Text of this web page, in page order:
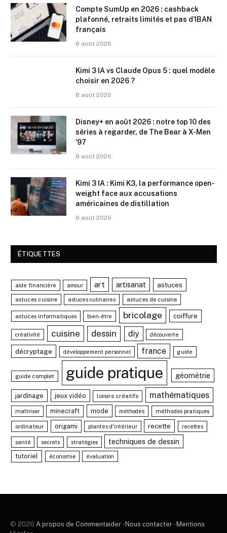
Compte SumUp en 2026 : cashback
plafonné, retraits limités et pas d’IBAN
français
8 août 2026
Kimi 3 IA vs Claude Opus 5 : quel modèle
choisir en 2026 ?
8 août 2026
Disney+ en août 2026 : notre top 10 des
séries à regarder, de The Bear à X-Men
’97
8 août 2026
Kimi 3 IA : Kimi K3, la performance open-
weight face aux accusations
américaines de distillation
8 août 2026
ÉTIQUETTES
aide financière amour art artisanat astuces
astuces cuisine astuces culinaires astuces de cuisine
astuces informatiques bien-être bricolage coiffure
créativité cuisine dessin diy découverte
décryptage développement personnel france guide
guide complet guide pratique géométrie
jardinage jeux vidéo loisirs créatifs mathématiques
maîtriser minecraft mode méthodes méthodes pratiques
ordinateur origami plantes d'intérieur recette recettes
santé secrets stratégies techniques de dessin
tutoriel économie évaluation
© 2026 A propos de Commentaider - Nous contacter - Mentions